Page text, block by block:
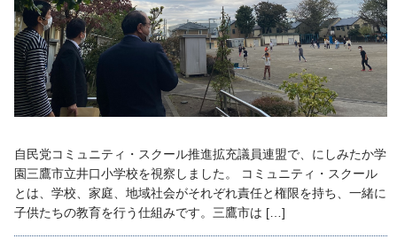
自民党コミュニティ・スクール推進拡充議員連盟で、にしみたか学
園三鷹市立井口小学校を視察しました。 コミュニティ・スクール
とは、学校、家庭、地域社会がそれぞれ責任と権限を持ち、一緒に
子供たちの教育を行う仕組みです。三鷹市は […]